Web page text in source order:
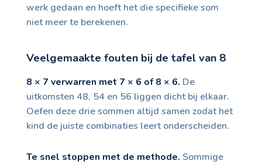
werk gedaan en hoeft het die specifieke som
niet meer te berekenen.
Veelgemaakte fouten bij de tafel van 8
8 × 7 verwarren met 7 × 6 of 8 × 6. De
uitkomsten 48, 54 en 56 liggen dicht bij elkaar.
Oefen deze drie sommen altijd samen zodat het
kind de juiste combinaties leert onderscheiden.
Te snel stoppen met de methode. Sommige